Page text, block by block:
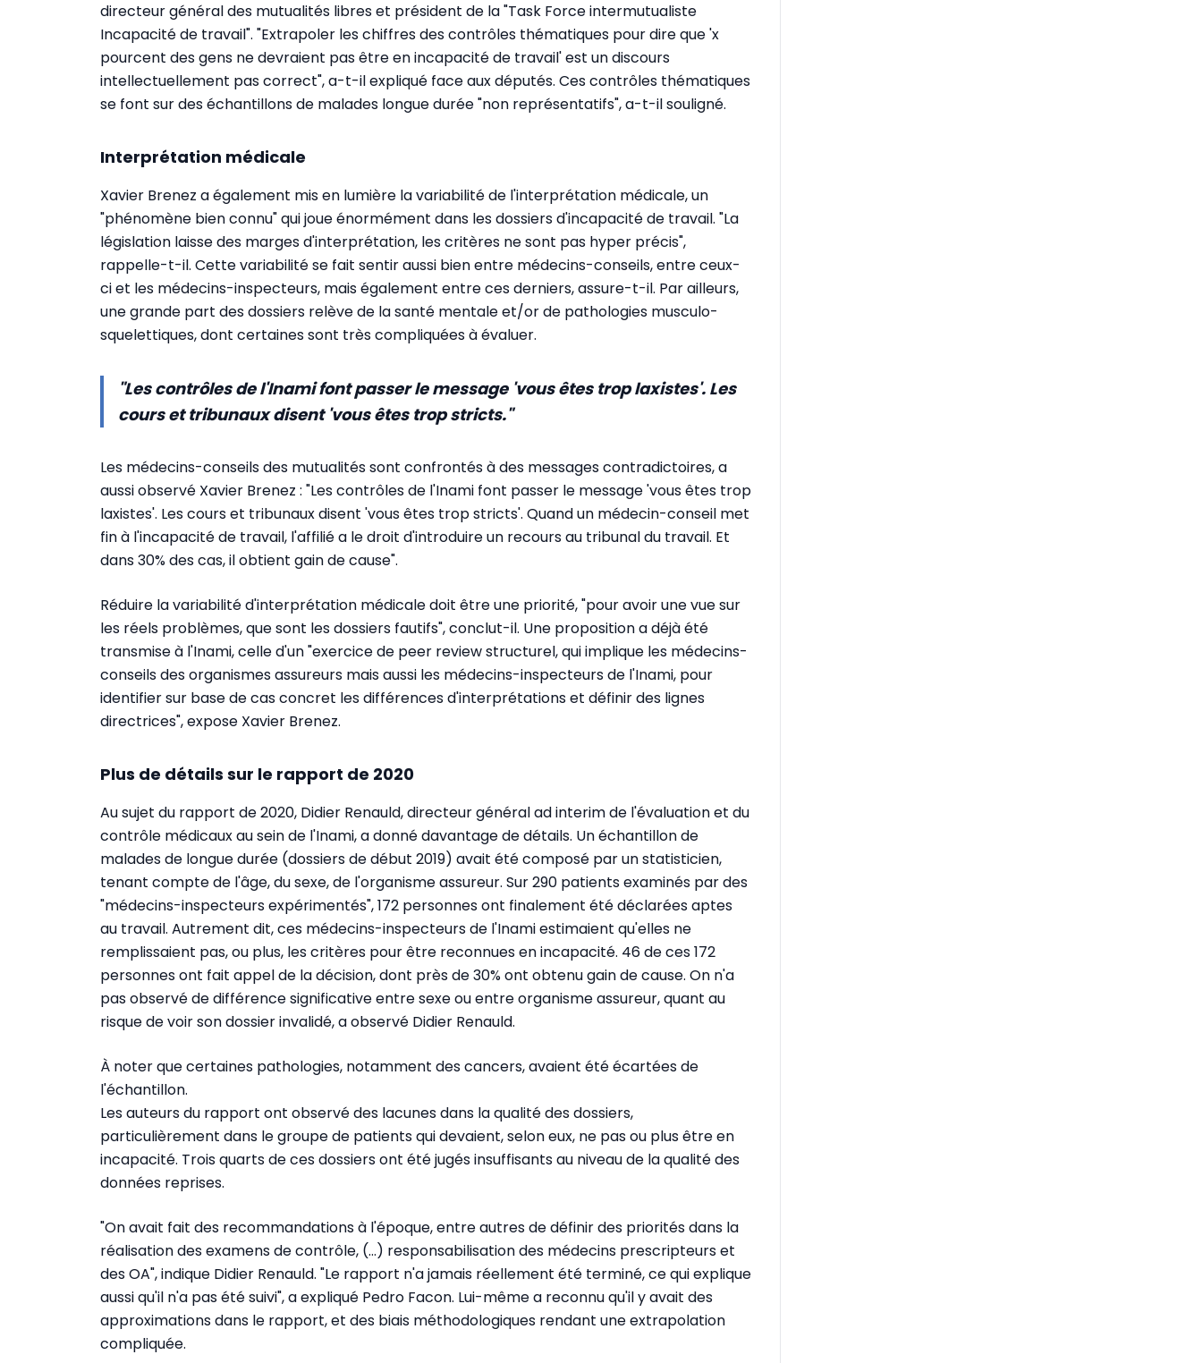
directeur général des mutualités libres et président de la "Task Force intermutualiste
Incapacité de travail". "Extrapoler les chiffres des contrôles thématiques pour dire que 'x
pourcent des gens ne devraient pas être en incapacité de travail' est un discours
intellectuellement pas correct", a-t-il expliqué face aux députés. Ces contrôles thématiques
se font sur des échantillons de malades longue durée "non représentatifs", a-t-il souligné.
Interprétation médicale
Xavier Brenez a également mis en lumière la variabilité de l'interprétation médicale, un
"phénomène bien connu" qui joue énormément dans les dossiers d'incapacité de travail. "La
législation laisse des marges d'interprétation, les critères ne sont pas hyper précis",
rappelle-t-il. Cette variabilité se fait sentir aussi bien entre médecins-conseils, entre ceux-
ci et les médecins-inspecteurs, mais également entre ces derniers, assure-t-il. Par ailleurs,
une grande part des dossiers relève de la santé mentale et/or de pathologies musculo-
squelettiques, dont certaines sont très compliquées à évaluer.
"Les contrôles de l'Inami font passer le message 'vous êtes trop laxistes'. Les
cours et tribunaux disent 'vous êtes trop stricts."
Les médecins-conseils des mutualités sont confrontés à des messages contradictoires, a
aussi observé Xavier Brenez : "Les contrôles de l'Inami font passer le message 'vous êtes trop
laxistes'. Les cours et tribunaux disent 'vous êtes trop stricts'. Quand un médecin-conseil met
fin à l'incapacité de travail, l'affilié a le droit d'introduire un recours au tribunal du travail. Et
dans 30% des cas, il obtient gain de cause".
Réduire la variabilité d'interprétation médicale doit être une priorité, "pour avoir une vue sur
les réels problèmes, que sont les dossiers fautifs", conclut-il. Une proposition a déjà été
transmise à l'Inami, celle d'un "exercice de peer review structurel, qui implique les médecins-
conseils des organismes assureurs mais aussi les médecins-inspecteurs de l'Inami, pour
identifier sur base de cas concret les différences d'interprétations et définir des lignes
directrices", expose Xavier Brenez.
Plus de détails sur le rapport de 2020
Au sujet du rapport de 2020, Didier Renauld, directeur général ad interim de l'évaluation et du
contrôle médicaux au sein de l'Inami, a donné davantage de détails. Un échantillon de
malades de longue durée (dossiers de début 2019) avait été composé par un statisticien,
tenant compte de l'âge, du sexe, de l'organisme assureur. Sur 290 patients examinés par des
"médecins-inspecteurs expérimentés", 172 personnes ont finalement été déclarées aptes
au travail. Autrement dit, ces médecins-inspecteurs de l'Inami estimaient qu'elles ne
remplissaient pas, ou plus, les critères pour être reconnues en incapacité. 46 de ces 172
personnes ont fait appel de la décision, dont près de 30% ont obtenu gain de cause. On n'a
pas observé de différence significative entre sexe ou entre organisme assureur, quant au
risque de voir son dossier invalidé, a observé Didier Renauld.
À noter que certaines pathologies, notamment des cancers, avaient été écartées de
l'échantillon.
Les auteurs du rapport ont observé des lacunes dans la qualité des dossiers,
particulièrement dans le groupe de patients qui devaient, selon eux, ne pas ou plus être en
incapacité. Trois quarts de ces dossiers ont été jugés insuffisants au niveau de la qualité des
données reprises.
"On avait fait des recommandations à l'époque, entre autres de définir des priorités dans la
réalisation des examens de contrôle, (...) responsabilisation des médecins prescripteurs et
des OA", indique Didier Renauld. "Le rapport n'a jamais réellement été terminé, ce qui explique
aussi qu'il n'a pas été suivi", a expliqué Pedro Facon. Lui-même a reconnu qu'il y avait des
approximations dans le rapport, et des biais méthodologiques rendant une extrapolation
compliquée.